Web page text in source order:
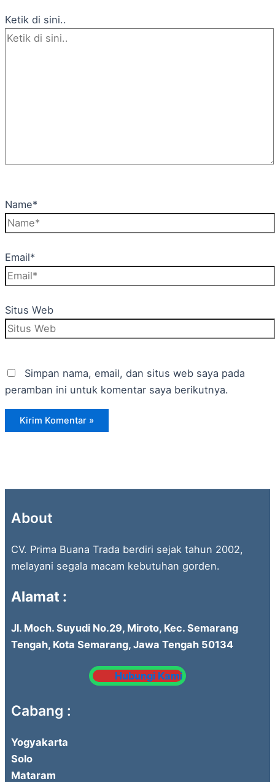
Ketik di sini..
Name*
Email*
Situs Web
Simpan nama, email, dan situs web saya pada
peramban ini untuk komentar saya berikutnya.
About
CV. Prima Buana Trada berdiri sejak tahun 2002,
melayani segala macam kebutuhan gorden.
Alamat :
Jl. Moch. Suyudi No.29, Miroto, Kec. Semarang
Tengah, Kota Semarang, Jawa Tengah 50134
Hubungi Kami
Cabang :
Yogyakarta
Solo
Mataram